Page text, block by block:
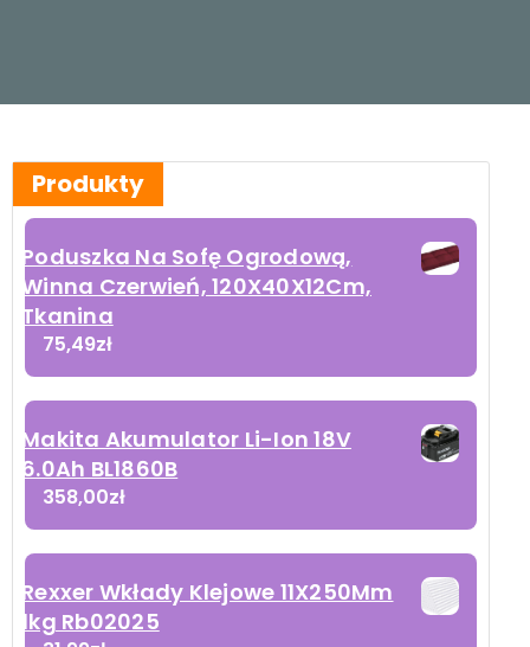
Produkty
Poduszka Na Sofę Ogrodową,
Winna Czerwień, 120X40X12Cm,
Tkanina
75,49zł
Makita Akumulator Li-Ion 18V
6.0Ah BL1860B
358,00zł
Rexxer Wkłady Klejowe 11X250Mm
1kg Rb02025